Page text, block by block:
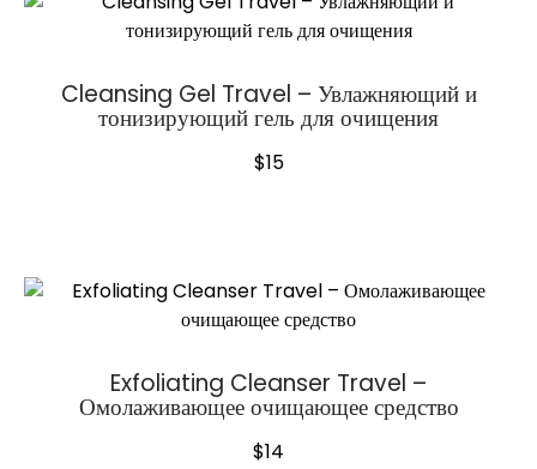
Cleansing Gel Travel – Увлажняющий и
тонизирующий гель для очищения
$15
Exfoliating Cleanser Travel –
Омолаживающее очищающее средство
$14